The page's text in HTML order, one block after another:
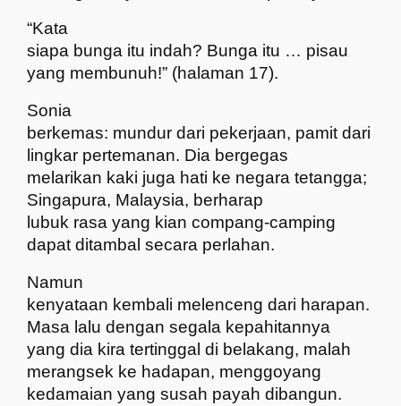
“Kata
siapa bunga itu indah? Bunga itu … pisau
yang membunuh!” (halaman 17).
Sonia
berkemas: mundur dari pekerjaan, pamit dari
lingkar pertemanan. Dia bergegas
melarikan kaki juga hati ke negara tetangga;
Singapura, Malaysia, berharap
lubuk rasa yang kian compang-camping
dapat ditambal secara perlahan.
Namun
kenyataan kembali melenceng dari harapan.
Masa lalu dengan segala kepahitannya
yang dia kira tertinggal di belakang, malah
merangsek ke hadapan, menggoyang
kedamaian yang susah payah dibangun.